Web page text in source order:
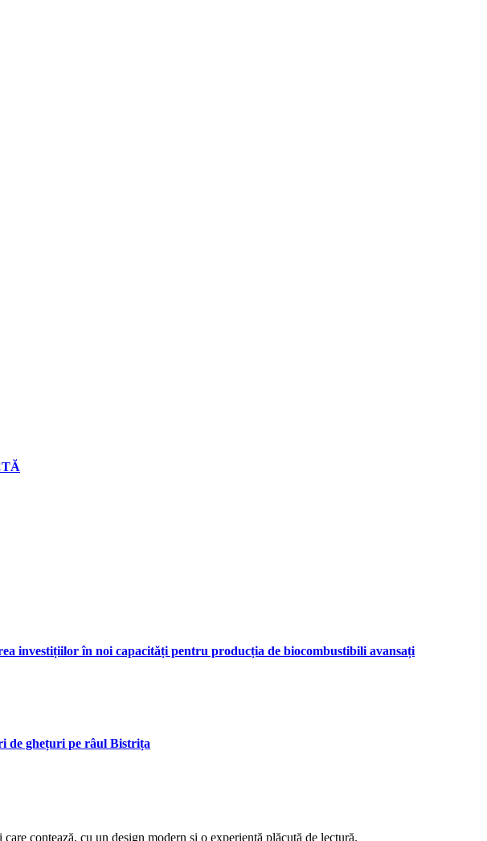
investițiilor în noi capacități pentru producția de biocombustibili avansați
de ghețuri pe râul Bistrița
contează, cu un design modern și o experiență plăcută de lectură.